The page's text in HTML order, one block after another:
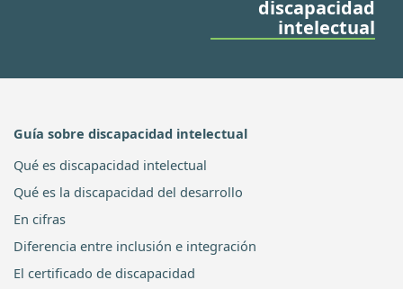
discapacidad
intelectual
Guía sobre discapacidad intelectual
Qué es discapacidad intelectual
Qué es la discapacidad del desarrollo
En cifras
Diferencia entre inclusión e integración
El certificado de discapacidad